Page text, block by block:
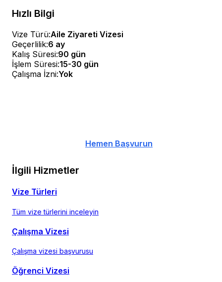
Hızlı Bilgi
Vize Türü:Aile Ziyareti Vizesi
Geçerlilik:6 ay
Kalış Süresi:90 gün
İşlem Süresi:15-30 gün
Çalışma İzni:Yok
Hemen Başvurun
İlgili Hizmetler
Vize Türleri
Tüm vize türlerini inceleyin
Çalışma Vizesi
Çalışma vizesi başvurusu
Öğrenci Vizesi